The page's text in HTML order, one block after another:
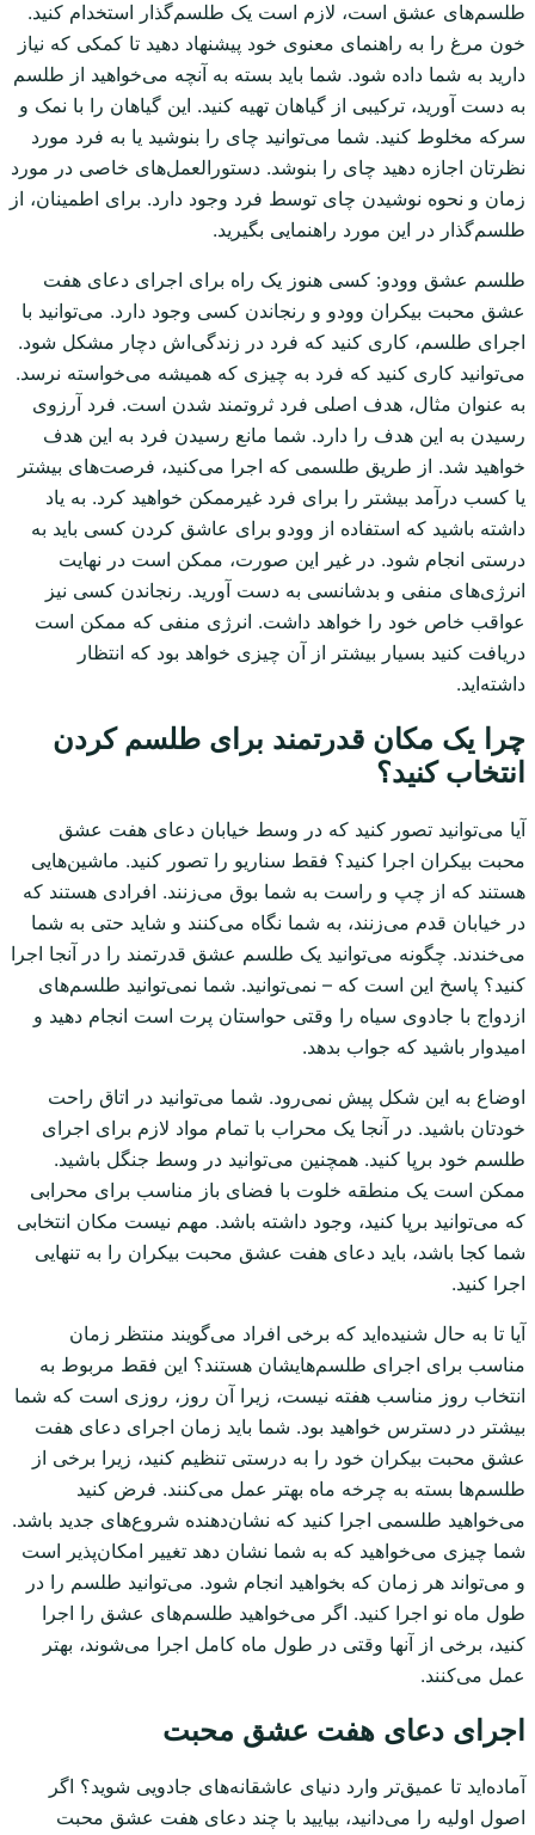
طلسم‌های عشق است، لازم است یک طلسم‌گذار استخدام کنید.
خون مرغ را به راهنمای معنوی خود پیشنهاد دهید تا کمکی که نیاز
دارید به شما داده شود. شما باید بسته به آنچه می‌خواهید از طلسم
به دست آورید، ترکیبی از گیاهان تهیه کنید. این گیاهان را با نمک و
سرکه مخلوط کنید. شما می‌توانید چای را بنوشید یا به فرد مورد
نظرتان اجازه دهید چای را بنوشد. دستورالعمل‌های خاصی در مورد
زمان و نحوه نوشیدن چای توسط فرد وجود دارد. برای اطمینان، از
طلسم‌گذار در این مورد راهنمایی بگیرید.
طلسم عشق وودو: کسی هنوز یک راه برای اجرای دعای هفت
عشق محبت بیکران وودو و رنجاندن کسی وجود دارد. می‌توانید با
اجرای طلسم، کاری کنید که فرد در زندگی‌اش دچار مشکل شود.
می‌توانید کاری کنید که فرد به چیزی که همیشه می‌خواسته نرسد.
به عنوان مثال، هدف اصلی فرد ثروتمند شدن است. فرد آرزوی
رسیدن به این هدف را دارد. شما مانع رسیدن فرد به این هدف
خواهید شد. از طریق طلسمی که اجرا می‌کنید، فرصت‌های بیشتر
یا کسب درآمد بیشتر را برای فرد غیرممکن خواهید کرد. به یاد
داشته باشید که استفاده از وودو برای عاشق کردن کسی باید به
درستی انجام شود. در غیر این صورت، ممکن است در نهایت
انرژی‌های منفی و بدشانسی به دست آورید. رنجاندن کسی نیز
عواقب خاص خود را خواهد داشت. انرژی منفی که ممکن است
دریافت کنید بسیار بیشتر از آن چیزی خواهد بود که انتظار
داشته‌اید.
چرا یک مکان قدرتمند برای طلسم کردن
انتخاب کنید؟
آیا می‌توانید تصور کنید که در وسط خیابان دعای هفت عشق
محبت بیکران اجرا کنید؟ فقط سناریو را تصور کنید. ماشین‌هایی
هستند که از چپ و راست به شما بوق می‌زنند. افرادی هستند که
در خیابان قدم می‌زنند، به شما نگاه می‌کنند و شاید حتی به شما
می‌خندند. چگونه می‌توانید یک طلسم عشق قدرتمند را در آنجا اجرا
کنید؟ پاسخ این است که – نمی‌توانید. شما نمی‌توانید طلسم‌های
ازدواج با جادوی سیاه را وقتی حواستان پرت است انجام دهید و
امیدوار باشید که جواب بدهد.
اوضاع به این شکل پیش نمی‌رود. شما می‌توانید در اتاق راحت
خودتان باشید. در آنجا یک محراب با تمام مواد لازم برای اجرای
طلسم خود برپا کنید. همچنین می‌توانید در وسط جنگل باشید.
ممکن است یک منطقه خلوت با فضای باز مناسب برای محرابی
که می‌توانید برپا کنید، وجود داشته باشد. مهم نیست مکان انتخابی
شما کجا باشد، باید دعای هفت عشق محبت بیکران را به تنهایی
اجرا کنید.
آیا تا به حال شنیده‌اید که برخی افراد می‌گویند منتظر زمان
مناسب برای اجرای طلسم‌هایشان هستند؟ این فقط مربوط به
انتخاب روز مناسب هفته نیست، زیرا آن روز، روزی است که شما
بیشتر در دسترس خواهید بود. شما باید زمان اجرای دعای هفت
عشق محبت بیکران خود را به درستی تنظیم کنید، زیرا برخی از
طلسم‌ها بسته به چرخه ماه بهتر عمل می‌کنند. فرض کنید
می‌خواهید طلسمی اجرا کنید که نشان‌دهنده شروع‌های جدید باشد.
شما چیزی می‌خواهید که به شما نشان دهد تغییر امکان‌پذیر است
و می‌تواند هر زمان که بخواهید انجام شود. می‌توانید طلسم را در
طول ماه نو اجرا کنید. اگر می‌خواهید طلسم‌های عشق را اجرا
کنید، برخی از آنها وقتی در طول ماه کامل اجرا می‌شوند، بهتر
عمل می‌کنند.
اجرای دعای هفت عشق محبت
آماده‌اید تا عمیق‌تر وارد دنیای عاشقانه‌های جادویی شوید؟ اگر
اصول اولیه را می‌دانید، بیایید با چند دعای هفت عشق محبت